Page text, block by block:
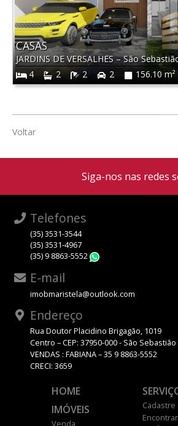
CASAS
JARDINS DE VERSALHES–São
4
2 2 2 156.10 m²
Voltar
Siga-nos nas redes
Telefones
(35) 3531-3544
(35) 3531-4967
(35) 9 8863-5552
E-mail
imobmaristela@outlook.com
Endereço
Rua Doutor Placidino Brigagão, 1019
Centro – CEP: 37950-000 - São
VENDAS : FABIANA – 35 9 8863-5552
CRECI: 3659
HOME
IMÓVEIS
Venda